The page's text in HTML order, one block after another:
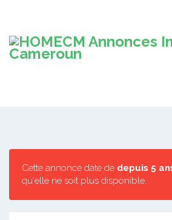
Cette annonce date de depuis 5
qu'elle ne soit plus disponible.